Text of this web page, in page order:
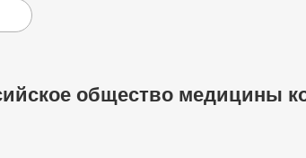
общество медицины